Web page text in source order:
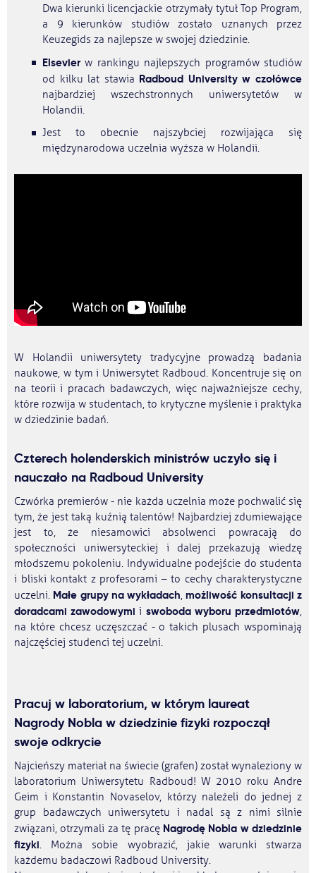
Dwa kierunki licencjackie otrzymały tytuł Top Program,
a 9 kierunków studiów zostało uznanych przez
Keuzegids za najlepsze w swojej dziedzinie.
Elsevier w rankingu najlepszych programów studiów
od kilku lat stawia Radboud University w czołówce
najbardziej wszechstronnych uniwersytetów w
Holandii.
Jest to obecnie najszybciej rozwijająca się
międzynarodowa uczelnia wyższa w Holandii.
W Holandii uniwersytety tradycyjne prowadzą badania
naukowe, w tym i Uniwersytet Radboud. Koncentruje się on
na teorii i pracach badawczych, więc najważniejsze cechy,
które rozwija w studentach, to krytyczne myślenie i praktyka
w dziedzinie badań.
Czterech holenderskich ministrów uczyło się i
nauczało na Radboud University
Czwórka premierów - nie każda uczelnia może pochwalić się
tym, że jest taką kuźnią talentów! Najbardziej zdumiewające
jest to, że niesamowici absolwenci powracają do
społeczności uniwersyteckiej i dalej przekazują wiedzę
młodszemu pokoleniu. Indywidualne podejście do studenta
i bliski kontakt z profesorami – to cechy charakterystyczne
uczelni. Małe grupy na wykładach, możliwość konsultacji z
doradcami zawodowymi i swoboda wyboru przedmiotów,
na które chcesz uczęszczać - o takich plusach wspominają
najczęściej studenci tej uczelni.
Pracuj w laboratorium, w którym laureat
Nagrody Nobla w dziedzinie fizyki rozpoczął
swoje odkrycie
Najcieńszy materiał na świecie (grafen) został wynaleziony w
laboratorium Uniwersytetu Radboud! W 2010 roku Andre
Geim i Konstantin Novaselov, którzy należeli do jednej z
grup badawczych uniwersytetu i nadal są z nimi silnie
związani, otrzymali za tę pracę Nagrodę Nobla w dziedzinie
fizyki. Można sobie wyobrazić, jakie warunki stwarza
każdemu badaczowi Radboud University.